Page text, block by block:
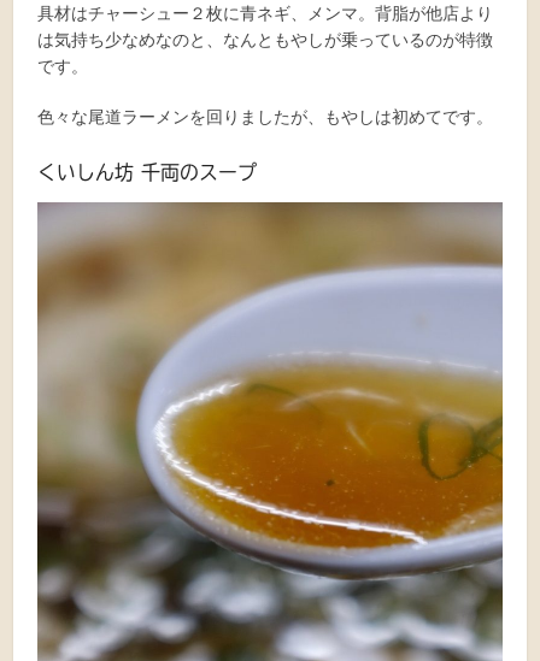
具材はチャーシュー２枚に青ネギ、メンマ。背脂が他店より
は気持ち少なめなのと、なんともやしが乗っているのが特徴
です。
色々な尾道ラーメンを回りましたが、もやしは初めてです。
くいしん坊 千両のスープ